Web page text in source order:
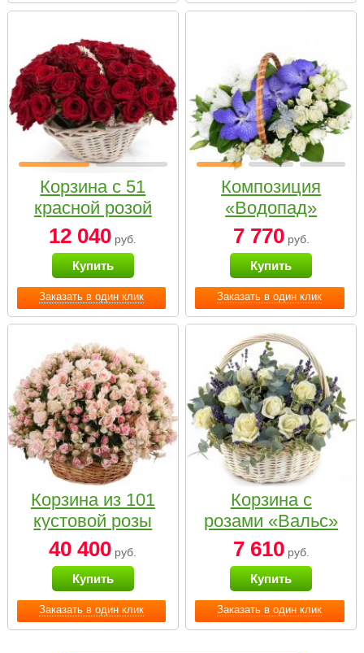
Заказать в один клик
Корзина с 51
красной розой
12 040 руб.
Купить
Заказать в один клик
Композиция
«Водопад»
7 770руб.
Купить
Заказать в один клик
Корзина из 101
кустовой розы
нежных тонов
40 400 руб.
Купить
Заказать в один клик
Корзина с
розами «Вальс»
7 610руб.
Купить